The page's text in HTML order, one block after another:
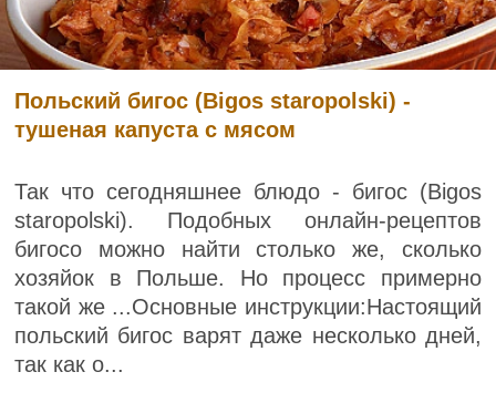
Польский бигос (Bigos staropolski) -
тушеная капуста с мясом
Так что сегодняшнее блюдо - бигос (Bigos
staropolski). Подобных онлайн-рецептов
бигосо можно найти столько же, сколько
хозяйок в Польше. Но процесс примерно
такой же ...Основные инструкции:Настоящий
польский бигос варят даже несколько дней,
так как о...